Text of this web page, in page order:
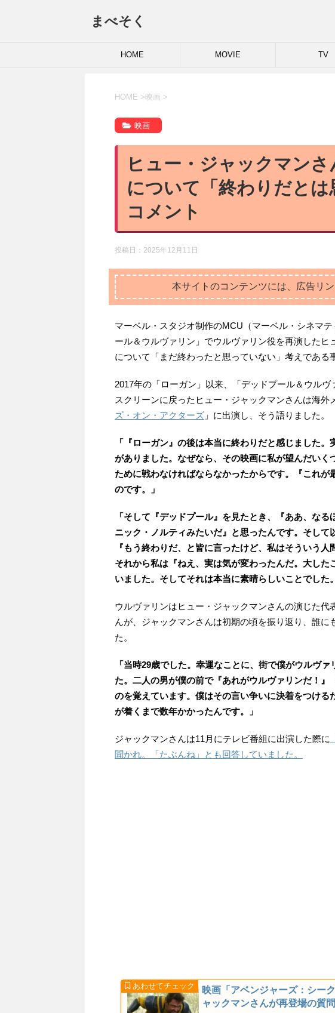
まべそく
HOME MOVIE TV
HOME > 映画 >
映画
ヒュー・ジャックマン
について「終わりだとは
コメント
投稿日： 2025年12月11日
本サイトのコンテンツには、広告リ
マーベル・スタジオ制作のMCU（マーベル・シネマ
ール＆ウルヴァリン」でウルヴァリン役を再演した
について「まだ終わったと思っていない」考えである
2017年の「ローガン」以来、「デッドプール＆ウル
スクリーンに戻ったヒュー・ジャックマンさんは海外
ズ・オン・アクターズ 」に出演し、そう語りました。
「『ローガン』の後は本当に終わりだと感じました
がありました。なぜなら、その映画に私が望んだいく
ために戦わなければならなかったからです。『これが
のです。」
「そして『デッドプール』を見たとき、『ああ、な
ニック・ノルティみたいだ』と思ったんです。そして
『もう終わりだ、と皆に言ったけど、私はそういう人
それから私は『ねえ、実は気が変わったんだ。大し
いました。そしてそれは本当に素晴らしいことでした
ウルヴァリンはヒュー・ジャックマンさんの演じた
んが、ジャックマンさんは初期の頃を振り返り、誰に
た。
「当時29歳でした。幸運なことに、街で僕がウルヴ
た。二人の男が僕の前で『あれがウルヴァリンだ！』
のを覚えています。僕はその言い争いに決着をつける
が着くまで数年かかったんです。」
ジャックマンさんは11月にテレビ番組に出演した際に
聞かれ。「たぶんね」とも回答していました。
映画「アベンジャーズ：シー
ャックマンさんが再登場の質